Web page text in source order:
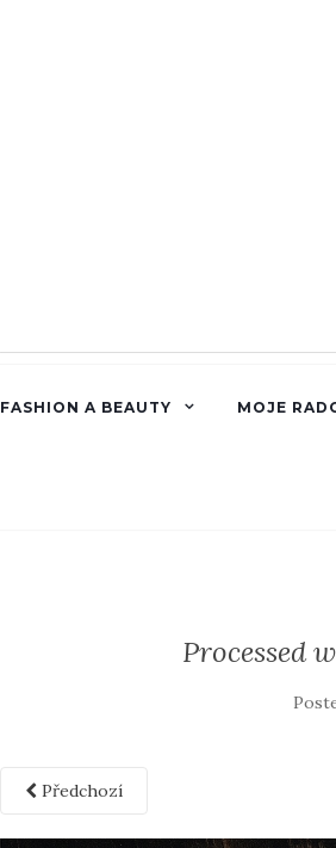
FASHION A BEAUTY MOJE
Processed
Předchozí